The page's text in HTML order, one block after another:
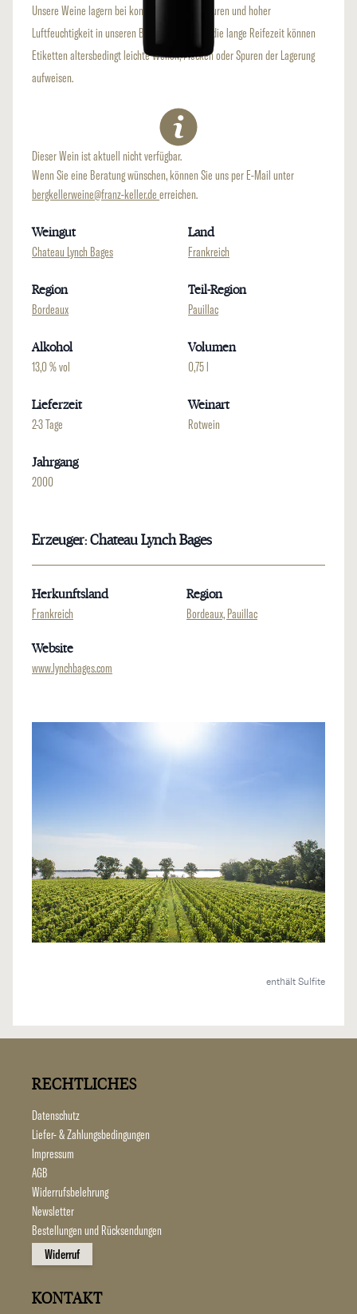
Unsere Weine lagern bei konstanten Temperaturen und hoher
Luftfeuchtigkeit in unseren Bergkellern. Durch die lange Reifezeit können
Etiketten altersbedingt leichte Wellen, Flecken oder Spuren der Lagerung
aufweisen.
Dieser Wein ist aktuell nicht verfügbar.
Wenn Sie eine Beratung wünschen, können Sie uns per E-Mail unter
bergkellerweine@franz-keller.de erreichen.
Weingut
Chateau Lynch Bages
Land
Frankreich
Region
Bordeaux
Teil-Region
Pauillac
Alkohol
13,0 % vol
Volumen
0,75 l
Lieferzeit
2-3 Tage
Weinart
Rotwein
Jahrgang
2000
Erzeuger: Chateau Lynch Bages
Herkunftsland
Frankreich
Region
Bordeaux, Pauillac
Website
www.lynchbages.com
enthält Sulfite
RECHTLICHES
Datenschutz
Liefer- & Zahlungsbedingungen
Impressum
AGB
Widerrufsbelehrung
Newsletter
Bestellungen und Rücksendungen
Widerruf
KONTAKT